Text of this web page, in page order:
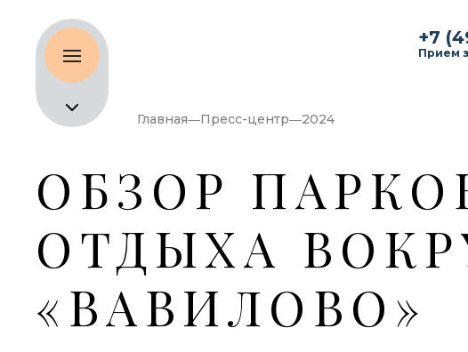
+7
Прием
Главная Пресс-центр 2024
ОБЗОР
ОТДЫХА
«ВАВИЛОВО»